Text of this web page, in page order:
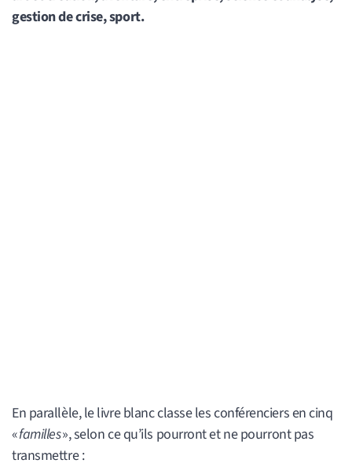
gestion de crise, sport.
En parallèle, le livre blanc classe les conférenciers en cinq
«familles», selon ce qu’ils pourront et ne pourront pas
transmettre :